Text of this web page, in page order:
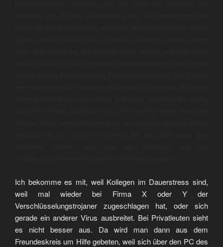
Ich bekomme es mit, weil Kollegen im Dauerstress sind,
weil mal wieder bei Firma X oder Y der
Verschlüsselungstrojaner zugeschlagen hat, oder sich
gerade ein anderer Virus ausbreitet. Bei Privatleuten sieht
es nicht besser aus. Da wird man dann aus dem
Freundeskreis um Hilfe gebeten, weil sich über den PC des